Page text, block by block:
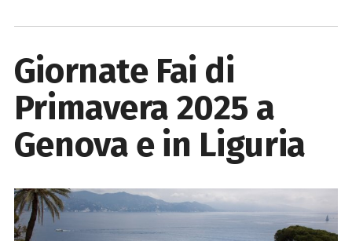
Giornate Fai di
Primavera 2025 a
Genova e in Liguria